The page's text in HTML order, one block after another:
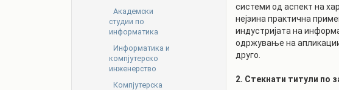
Академски
студии по
информатика
Информатика и
компјутерско
инженерство
Компјутерска
системи од аспект на
нејзина практична
индустријата на
одржување на
друго.
2. Стекнати титули по